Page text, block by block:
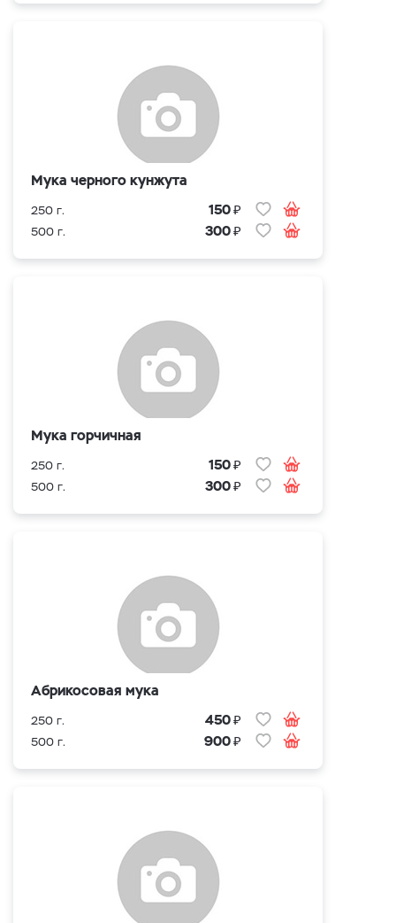
Мука черного кунжута
250 г. 150₽
500 г. 300₽
Мука горчичная
250 г. 150₽
500 г. 300₽
Абрикосовая мука
250 г. 450₽
500 г. 900₽